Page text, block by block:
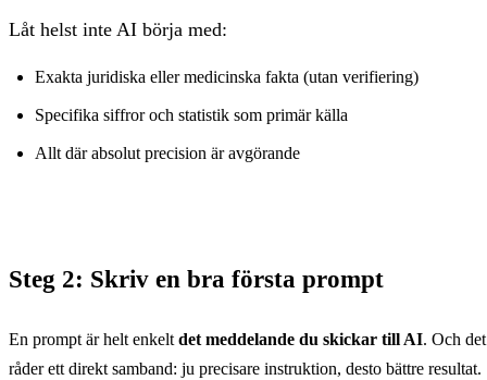
Låt helst inte AI börja med:
Exakta juridiska eller medicinska fakta (utan verifiering)
Specifika siffror och statistik som primär källa
Allt där absolut precision är avgörande
Steg 2: Skriv en bra första prompt
En prompt är helt enkeltdet meddelande du skickar till AI. Och det
råder ett direkt samband: ju precisare instruktion, desto bättre resultat.